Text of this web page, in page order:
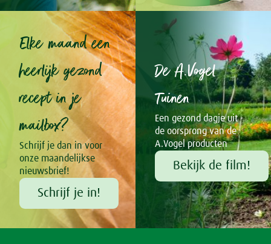
Elke maand een
heerlijk gezond
recept in je
mailbox?
Schrijf je dan in voor
onze maandelijkse
nieuwsbrief!
Schrijf je in!
De A.Vogel
Tuinen
Een gezond dagje uit -
de oorsprong van de
A.Vogel producten
Bekijk de film!